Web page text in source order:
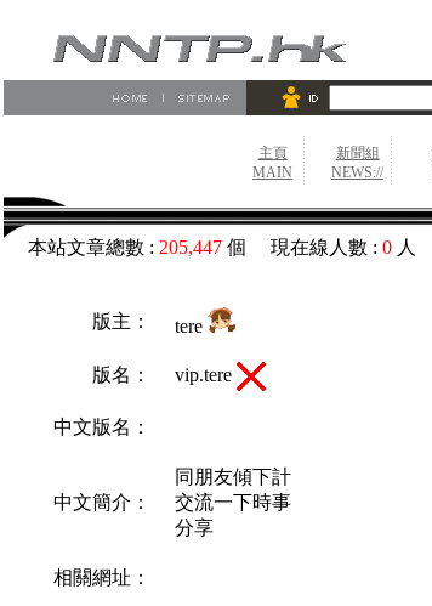
主頁
MAIN
新聞組
NEWS://
本站文章總數 : 205,447 個 現在線人數 : 0 人
版主： tere
版名： vip.tere
中文版名：
中文簡介：
同朋友傾下計
交流一下時事
分享
相關網址：